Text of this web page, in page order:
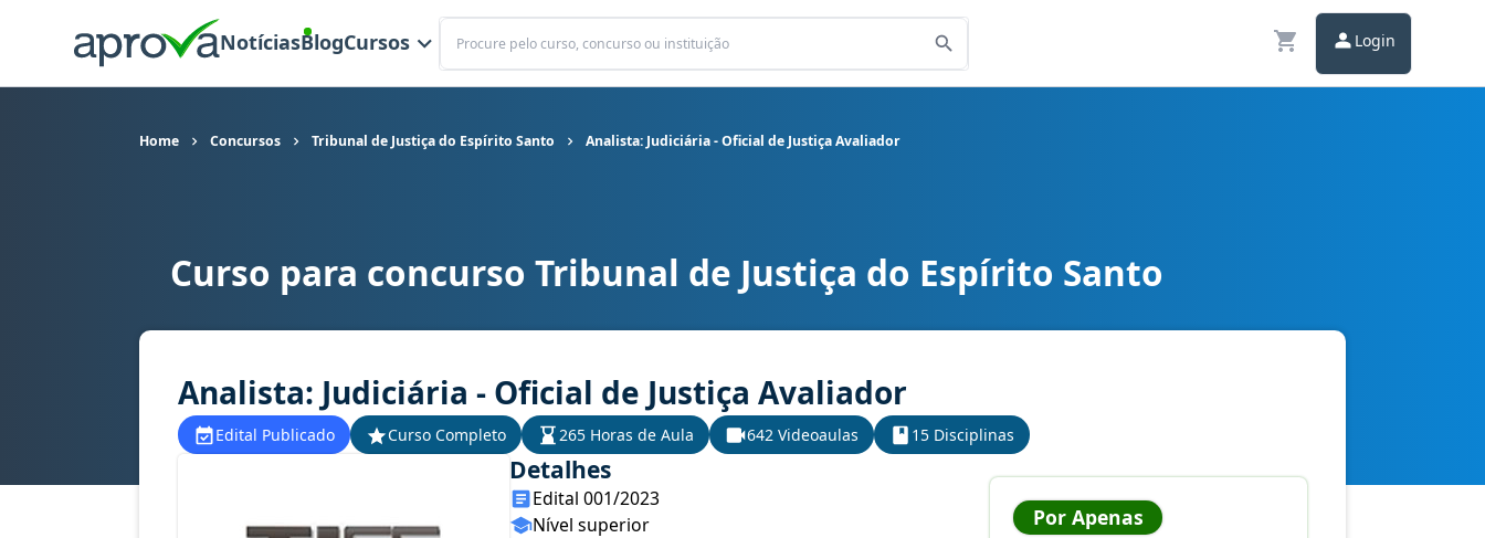
NotíciasBlogCursos
Buscar
Login
Home Concursos Tribunal de Justiça do Espírito Santo Analista: Judiciária - Oficial de Justiça Avaliador
Curso para concurso TJ ES - Tribunal de Justiça do Espírito Santo cargo Analista: Judiciária - Oficial de Justiça Avaliador
Curso para concurso Tribunal de Justiça do Espírito Santo
Analista: Judiciária - Oficial de Justiça Avaliador
Edital Publicado Curso Completo 265 Horas de Aula 642 Videoaulas 15 Disciplinas
Detalhes
Edital 001/2023
Nível superior
Por Apenas